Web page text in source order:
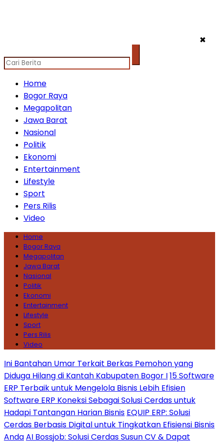
✖
Home
Bogor Raya
Megapolitan
Jawa Barat
Nasional
Politik
Ekonomi
Entertainment
Lifestyle
Sport
Pers Rilis
Video
Home
Bogor Raya
Megapolitan
Jawa Barat
Nasional
Politik
Ekonomi
Entertainment
Lifestyle
Sport
Pers Rilis
Video
Ini Bantahan Umar Terkait Berkas Pemohon yang
Diduga Hilang di Kantah Kabupaten Bogor I15 Software
ERP Terbaik untuk Mengelola Bisnis Lebih Efisien
Software ERP Koneksi Sebagai Solusi Cerdas untuk
Hadapi Tantangan Harian Bisnis EQUIP ERP: Solusi
Cerdas Berbasis Digital untuk Tingkatkan Efisiensi Bisnis
AndaAI Bossjob: Solusi Cerdas Susun CV & Dapat